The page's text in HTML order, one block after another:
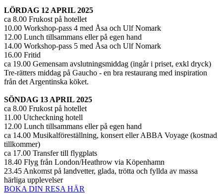
LÖRDAG 12 APRIL 2025
ca 8.00 Frukost på hotellet
10.00 Workshop-pass 4 med Åsa och Ulf Nomark
12.00 Lunch tillsammans eller på egen hand
14.00 Workshop-pass 5 med Åsa och Ulf Nomark
16.00 Fritid
ca 19.00 Gemensam avslutningsmiddag (ingår i priset, exkl dryck)
Tre-rätters middag på Gaucho - en bra restaurang med inspiration
från det Argentinska köket.
SÖNDAG 13 APRIL 2025
ca 8.00 Frukost på hotellet
11.00 Utcheckning hotell
12.00 Lunch tillsammans eller på egen hand
ca 14.00 Musikalföreställning, konsert eller ABBA Voyage (kostnad
tillkommer)
ca 17.00 Transfer till flygplats
18.40 Flyg från London/Heathrow via Köpenhamn
23.45 Ankomst på landvetter, glada, trötta och fyllda av massa
härliga upplevelser
BOKA DIN RESA HÄR